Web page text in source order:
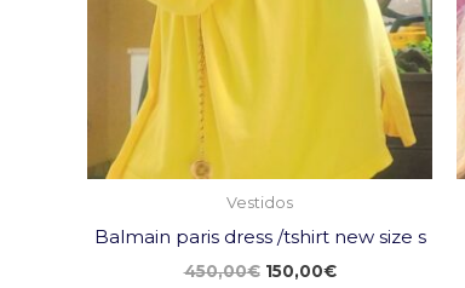
Vestidos
Balmain paris dress /tshirt new size s
450,00€ 150,00€